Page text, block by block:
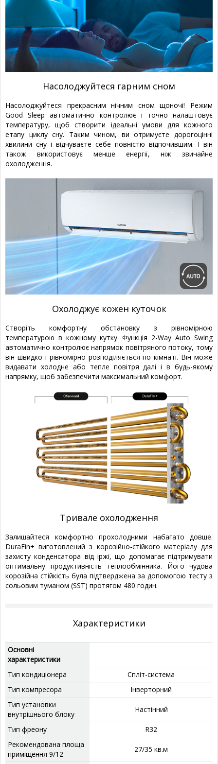
Насолоджуйтеся гарним сном
Насолоджуйтеся прекрасним нічним сном щоночі! Режим
Good Sleep автоматично контролює і точно налаштовує
температуру, щоб створити ідеальні умови для кожного
етапу циклу сну. Таким чином, ви отримуєте дорогоцінні
хвилини сну і відчуваєте себе повністю відпочившим. І він
також використовує менше енергії, ніж звичайне
охолодження.
Охолоджує кожен куточок
Створіть комфортну обстановку з рівномірною
температурою в кожному кутку. Функція 2-Way Auto Swing
автоматично контролює напрямок повітряного потоку, тому
він швидко і рівномірно розподіляється по кімнаті. Він може
видавати холодне або тепле повітря далі і в будь-якому
напрямку, щоб забезпечити максимальний комфорт.
Тривале охолодження
Залишайтеся комфортно прохолодними набагато довше.
DuraFin+ виготовлений з корозійно-стійкого матеріалу для
захисту конденсатора від іржі, що допомагає підтримувати
оптимальну продуктивність теплообмінника. Його чудова
корозійна стійкість була підтверджена за допомогою тесту з
сольовим туманом (SST) протягом 480 годин.
Характеристики
Основні
характеристики
Тип кондиціонера
Спліт-система
Тип компресора
‎Інверторний
Тип установки
внутрішнього блоку
‎Настінний
Тип фреону
‎R32
Рекомендована площа
приміщення 9/12
‎27/35 кв.м